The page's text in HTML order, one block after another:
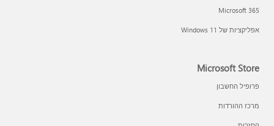
Microsoft 365
אפליקציות של Windows 11‏
Microsoft Store
פרופיל החשבון
מרכז ההורדות